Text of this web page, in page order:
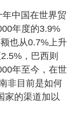
中国在世界贸
年度的3.9%
也从0.7%上升
，巴西则
年至今，在世
非目前是如何
家的渠道加以